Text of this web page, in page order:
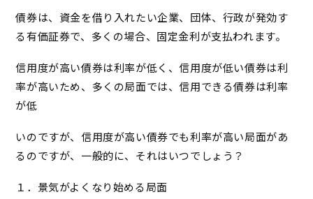
債券は、資金を借り入れたい企業、団体、行政が発効す
る有価証券で、多くの場合、固定金利が支払われます。
信用度が高い債券は利率が低く、信用度が低い債券は利
率が高いため、多くの局面では、信用できる債券は利率
が低
いのですが、信用度が高い債券でも利率が高い局面があ
るのですが、一般的に、それはいつでしょう？
１．景気がよくなり始める局面